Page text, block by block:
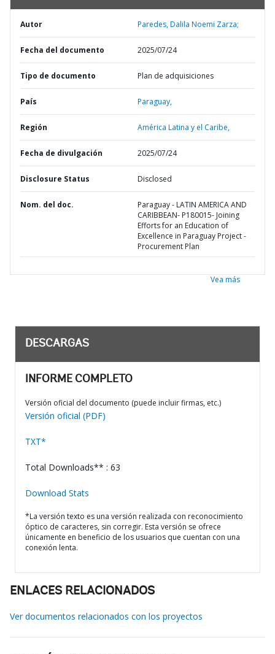
Autor Paredes, Dalila Noemi Zarza;
Fecha del documento 2025/07/24
Tipo de documento Plan de adquisiciones
País Paraguay,
Región América Latina y el Caribe,
Fecha de divulgación 2025/07/24
Disclosure Status Disclosed
Nom. del doc.
Paraguay - LATIN AMERICA AND
CARIBBEAN- P180015- Joining
Efforts for an Education of
Excellence in Paraguay Project -
Procurement Plan
Vea más
DESCARGAS
INFORME COMPLETO
Versión oficial del documento (puede incluir firmas, etc.)
Versión oficial (PDF)
TXT*
Total Downloads** : 63
Download Stats
*La versión texto es una versión realizada con reconocimiento
óptico de caracteres, sin corregir. Esta versión se ofrece
únicamente en beneficio de los usuarios que cuentan con una
conexión lenta.
ENLACES RELACIONADOS
Ver documentos relacionados con los proyectos